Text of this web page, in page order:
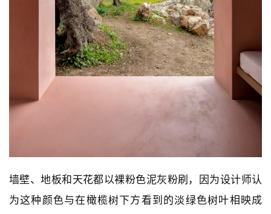
墙壁、地板和天花都以裸粉色泥灰粉刷，因为设计师认
为这种颜色与在橄榄树下方看到的淡绿色树叶相映成